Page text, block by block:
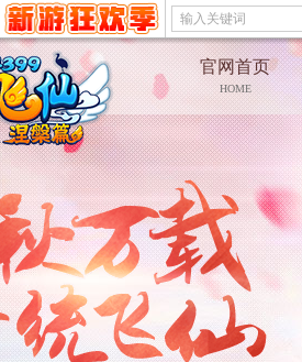
输入关键词
官网首页
HOME